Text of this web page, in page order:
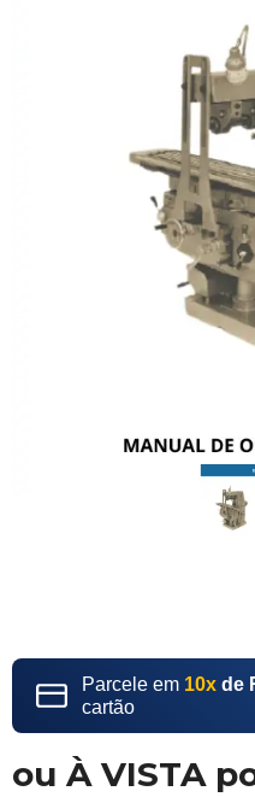
Parcele em 10x de
cartão
ou À VISTA